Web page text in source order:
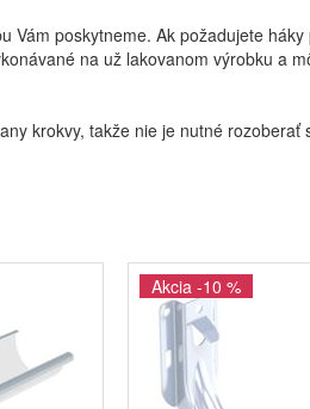
Vám poskytneme. Ak požadujete
na už lakovanom výrobku a
krokvy, takže nie je nutné rozoberať
Akcia -10 %